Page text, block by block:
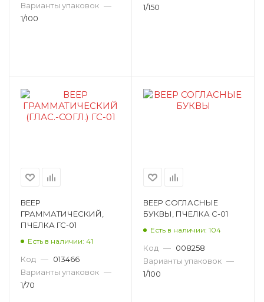
Варианты упаковок —
1/100
1/150
ВЕЕР
ГРАММАТИЧЕСКИЙ,
ПЧЕЛКА ГС-01
Есть в наличии: 41
Код — 013466
Варианты упаковок —
1/70
ВЕЕР СОГЛАСНЫЕ
БУКВЫ, ПЧЕЛКА С-01
Есть в наличии: 104
Код — 008258
Варианты упаковок —
1/100